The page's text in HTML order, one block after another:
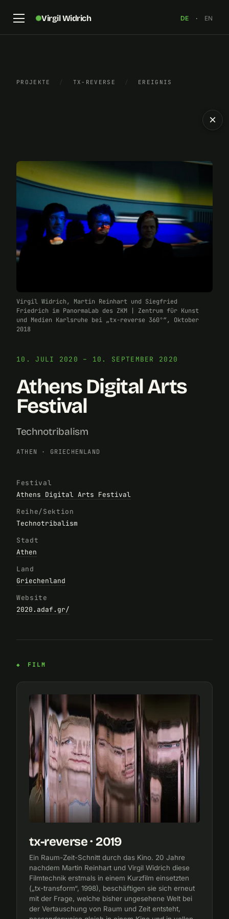
Virgil Widrich DE · EN
PROJEKTE / TX-REVERSE / EREIGNIS
Virgil Widrich, Martin Reinhart und Siegfried
Friedrich im PanormaLab des ZKM | Zentrum für Kunst
und Medien Karlsruhe bei „tx-reverse 360°“, Oktober
2018
10. JULI 2020 – 10. SEPTEMBER 2020
Athens Digital Arts
Festival
Technotribalism
ATHEN · GRIECHENLAND
Festival
Athens Digital Arts Festival
Reihe/Sektion
Technotribalism
Stadt
Athen
Land
Griechenland
Website
2020.adaf.gr/
FILM
tx-reverse · 2019
Ein Raum-Zeit-Schnitt durch das Kino. 20 Jahre
nachdem Martin Reinhart und Virgil Widrich diese
Filmtechnik erstmals in einem Kurzfilm einsetzten
(„tx-transform“, 1998), beschäftigen sie sich erneut
mit der Frage, welche bisher ungesehene Welt bei
der Vertauschung von Raum und Zeit entsteht,
×